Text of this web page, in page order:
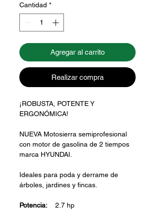
Cantidad *
Agregar al carrito
Realizar compra
¡ROBUSTA, POTENTE Y
ERGONÓMICA!
NUEVA Motosierra semiprofesional
con motor de gasolina de 2 tiempos
marca HYUNDAI.
Ideales para poda y derrame de
árboles, jardines y fincas.
Potencia: 2.7 hp